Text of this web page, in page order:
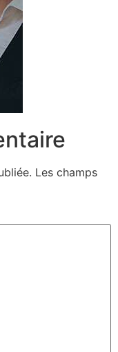
Les champs